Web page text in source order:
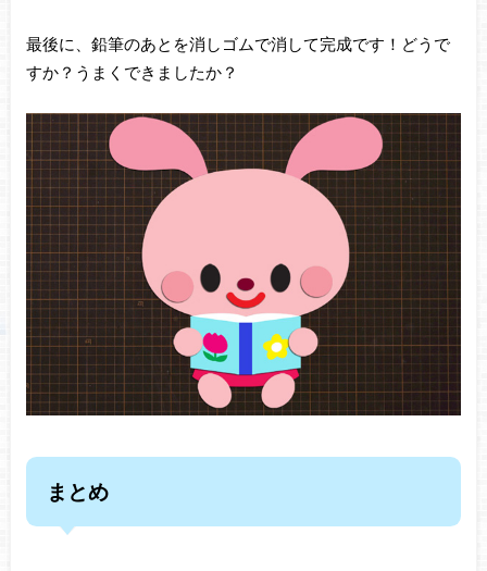
最後に、鉛筆のあとを消しゴムで消して完成です！どうで
すか？うまくできましたか？
まとめ